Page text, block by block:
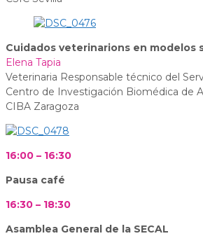
Cuidados veterinarions en modelos
Elena Tapia
Veterinaria Responsable técnico del
Centro de Investigación Biomédica de
CIBA Zaragoza
16:00 – 16:30
Pausa café
16:30 – 18:30
Asamblea General de la SECAL